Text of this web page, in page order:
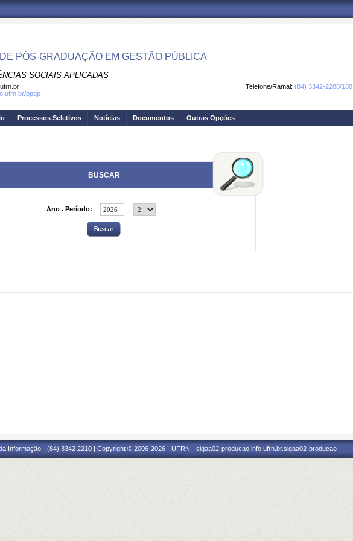
PÓS-GRADUAÇÃO EM GESTÃO PÚBLICA
SOCIAIS APLICADAS
Telefone/Ramal: (84) 3342-2288/188
ppgp
Processos Seletivos Notícias Documentos Outras Opções
BUSCAR
Ano . Período:
Informação - (84) 3342 2210 | Copyright © 2006-2026 - UFRN - sigaa02-producao.info.ufrn.br.sigaa02-producao